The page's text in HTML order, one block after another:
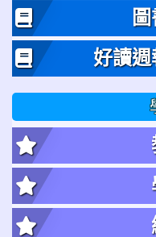
好讀週